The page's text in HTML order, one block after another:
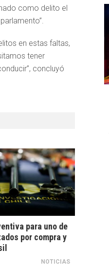
como delito el
en estas faltas,
tener
concluyó
para uno de
por compra y
NOTICIAS